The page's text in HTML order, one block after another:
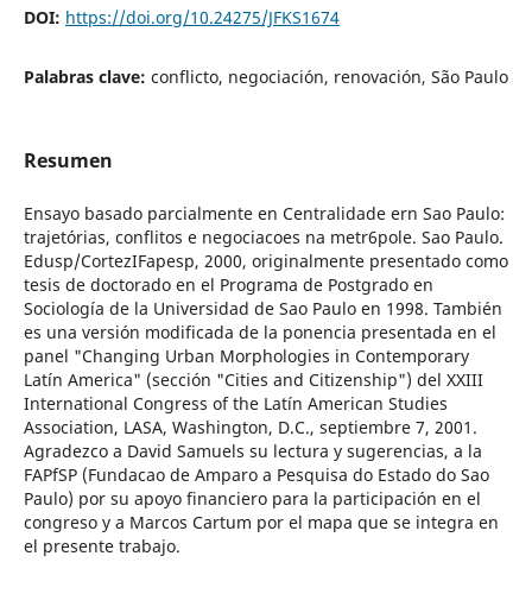
DOI: https://doi.org/10.24275/JFKS1674
Palabras clave: conflicto, negociación, renovación, São Paulo
Resumen
Ensayo basado parcialmente en Centralidade ern Sao Paulo:
trajetórias, conflitos e negociacoes na metr6pole. Sao Paulo.
Edusp/CortezIFapesp, 2000, originalmente presentado como
tesis de doctorado en el Programa de Postgrado en
Sociología de la Universidad de Sao Paulo en 1998. También
es una versión modificada de la ponencia presentada en el
panel "Changing Urban Morphologies in Contemporary
Latín America" (sección "Cities and Citizenship") del XXIII
International Congress of the Latín American Studies
Association, LASA, Washington, D.C., septiembre 7, 2001.
Agradezco a David Samuels su lectura y sugerencias, a la
FAPfSP (Fundacao de Amparo a Pesquisa do Estado do Sao
Paulo) por su apoyo financiero para la participación en el
congreso y a Marcos Cartum por el mapa que se integra en
el presente trabajo.